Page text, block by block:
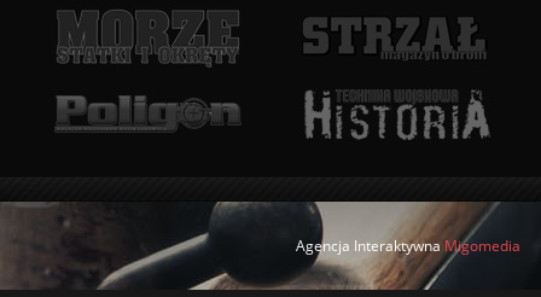
Agencja Interaktywna Migomedia